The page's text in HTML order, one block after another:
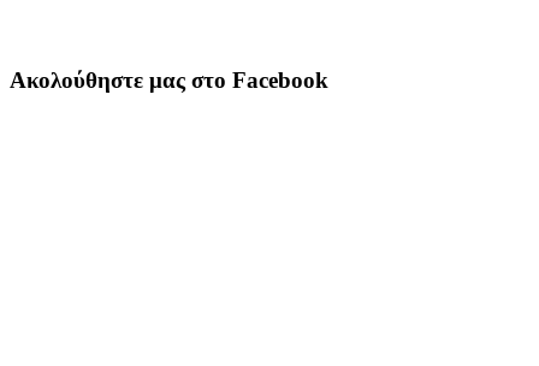
Ακολούθηστε μας στο Facebook